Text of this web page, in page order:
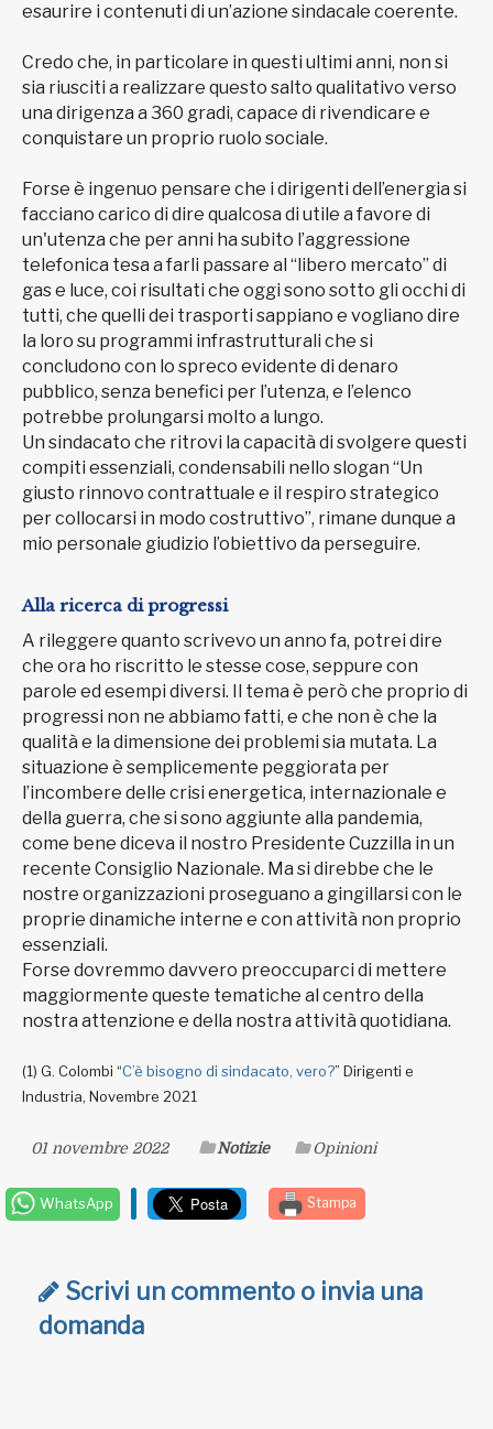
esaurire i contenuti di un’azione sindacale coerente.
Credo che, in particolare in questi ultimi anni, non si
sia riusciti a realizzare questo salto qualitativo verso
una dirigenza a 360 gradi, capace di rivendicare e
conquistare un proprio ruolo sociale.
Forse è ingenuo pensare che i dirigenti dell’energia si
facciano carico di dire qualcosa di utile a favore di
un'utenza che per anni ha subito l’aggressione
telefonica tesa a farli passare al “libero mercato” di
gas e luce, coi risultati che oggi sono sotto gli occhi di
tutti, che quelli dei trasporti sappiano e vogliano dire
la loro su programmi infrastrutturali che si
concludono con lo spreco evidente di denaro
pubblico, senza benefici per l’utenza, e l’elenco
potrebbe prolungarsi molto a lungo.
Un sindacato che ritrovi la capacità di svolgere questi
compiti essenziali, condensabili nello slogan “Un
giusto rinnovo contrattuale e il respiro strategico
per collocarsi in modo costruttivo”, rimane dunque a
mio personale giudizio l’obiettivo da perseguire.
Alla ricerca di progressi
A rileggere quanto scrivevo un anno fa, potrei dire
che ora ho riscritto le stesse cose, seppure con
parole ed esempi diversi. Il tema è però che proprio di
progressi non ne abbiamo fatti, e che non è che la
qualità e la dimensione dei problemi sia mutata. La
situazione è semplicemente peggiorata per
l’incombere delle crisi energetica, internazionale e
della guerra, che si sono aggiunte alla pandemia,
come bene diceva il nostro Presidente Cuzzilla in un
recente Consiglio Nazionale. Ma si direbbe che le
nostre organizzazioni proseguano a gingillarsi con le
proprie dinamiche interne e con attività non proprio
essenziali.
Forse dovremmo davvero preoccuparci di mettere
maggiormente queste tematiche al centro della
nostra attenzione e della nostra attività quotidiana.
(1) G. Colombi “C’è bisogno di sindacato, vero?” Dirigenti e
Industria, Novembre 2021
01 novembre 2022 Notizie Opinioni
WhatsApp Stampa
Scrivi un commento o invia una
domanda